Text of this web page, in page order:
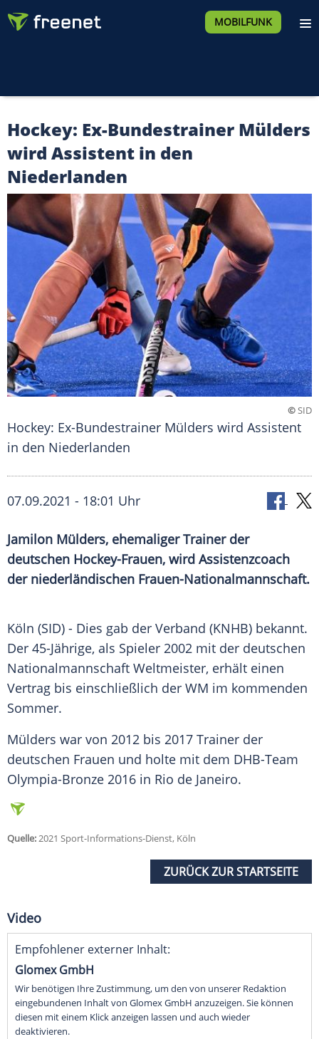
MOBILFUNK
Hockey: Ex-Bundestrainer Mülders
wird Assistent in den
Niederlanden
©SID
Hockey: Ex-Bundestrainer Mülders wird Assistent
in den Niederlanden
07.09.2021 - 18:01 Uhr
Jamilon Mülders, ehemaliger Trainer der
deutschen Hockey-Frauen, wird Assistenzcoach
der niederländischen Frauen-Nationalmannschaft.
Köln (SID) - Dies gab der Verband (KNHB) bekannt.
Der 45-Jährige, als Spieler 2002 mit der deutschen
Nationalmannschaft Weltmeister, erhält einen
Vertrag bis einschließlich der WM im kommenden
Sommer.
Mülders war von 2012 bis 2017 Trainer der
deutschen Frauen und holte mit dem DHB-Team
Olympia-Bronze 2016 in Rio de Janeiro.
Quelle:2021 Sport-Informations-Dienst, Köln
ZURÜCK ZUR STARTSEITE
Video
Empfohlener externer Inhalt:
Glomex GmbH
Wir benötigen Ihre Zustimmung, um den von unserer Redaktion
eingebundenen Inhalt von Glomex GmbH anzuzeigen. Sie können
diesen mit einem Klick anzeigen lassen und auch wieder
deaktivieren.